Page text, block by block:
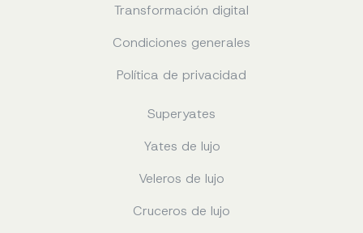
Transformación digital
Condiciones generales
Política de privacidad
Superyates
Yates de lujo
Veleros de lujo
Cruceros de lujo